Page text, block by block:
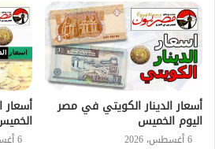
أسعار الدينار الكويتي في مصر
اليوم الخميس
6 أغسطس، 2026
أسعار
6 أغسطس، 2026